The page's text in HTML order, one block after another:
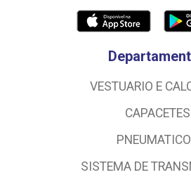
VESTUARIO E
CAPACETES
SISTEMA DE